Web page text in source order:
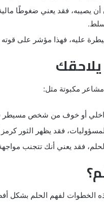
أن يصيبه، فقد يعني ضغوطًا
عليه، فهذا مؤشر على
يلاحقك
مشاعر مكبوتة مثل:
أو خوف من شخص مسيطر
فقد يظهر الثور
فقد يعني أنك تتجنب
الخطوات لفهم الحلم بشكل